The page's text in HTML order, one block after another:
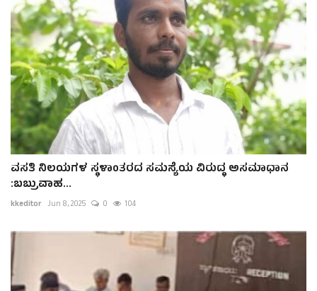
ವಸತಿ ನಿಲಯಗಳ ಸ್ಥಳಾಂತರದ ಸಮಸ್ಯೆಯ ವಿರುದ್ಧ ಅಸಮಾಧಾನ
:ಬಬ್ರುವಾಹ...
kkeditor Jun 8, 2025 0 104